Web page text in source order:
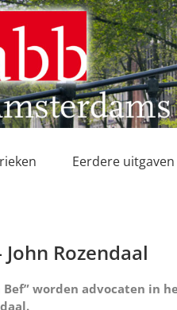
Eerdere uitgaven
Rozendaal
Bef” worden advocaten in